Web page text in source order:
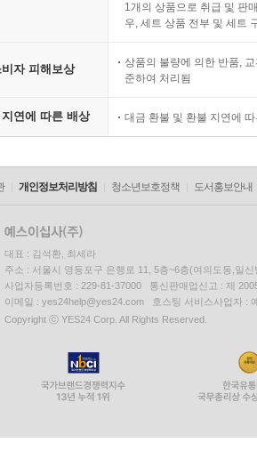
1개의 상품으로 취급 및 판
우, 세트 상품 전부 및 세트
비자 피해보상
상품의 불량에 의한 반품,
준하여 처리됨
연에 따른 배상 대금 환불 및 환불 지연에
개인정보처리방침 청소년보호정책 도서홍보안내
대표 : 김석환, 최세라
주소 : 서울시 영등포구 은행로 11, 5층~6층(여의도동,일신
사업자등록번호 : 229-81-37000 통신판매업신고 : 제
이메일 : yes24help@yes24.com 호스팅 서비스사업자 :
Copyright ⓒ YES24 Corp. All Rights Reserved.